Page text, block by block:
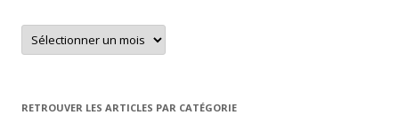
Retrouver
un
article
RETROUVER LES ARTICLES PAR CATÉGORIE